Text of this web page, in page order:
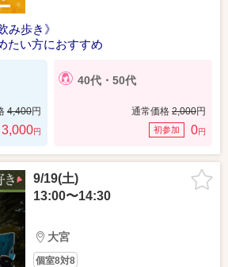
み歩き》
たい方におすすめ
4,400円
3,000円
40代・50代
通常価格 2,000円
初参加 0円
9/19(土)
13:00〜14:30
大宮
個室8対8